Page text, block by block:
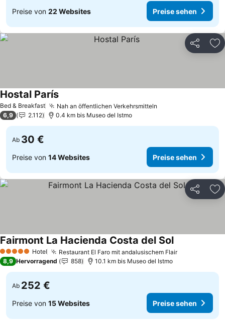
Preise von 22 Websites Preise sehen
Teilen
Bed & Breakfast Nah an öffentlichen Verkehrsmitteln
Hostal ParísPreise sehen
6,9 2.112 0.4 km bis Museo del Istmo
Ab 30 €
Preise von 14 Websites Preise sehen
Teilen
5 Sterne Hotel Restaurant El Faro mit andalusischem FlairPreise sehen
Fairmont La Hacienda Costa del SolPreise sehen
8,9 Hervorragend 858 10.1 km bis Museo del Istmo
Ab 252 €
Preise von 15 Websites Preise sehen